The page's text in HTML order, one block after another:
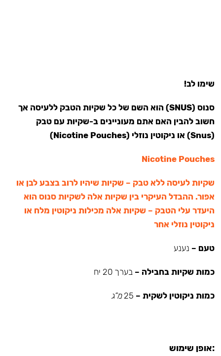
שימו לב!
סנוס (SNUS) הוא השם של כל שקיות הטבק ללעיסה אך
חשוב להבין האם אתם מעוניינים ב-שקיות עם טבק
(Snus) או ניקוטין נוזלי (Nicotine Pouches)
Nicotine Pouches
שקיות לעיסה ללא טבק – שקיות שיהיו לרוב בצבע לבן או
אפור. ההבדל העיקרי בין שקיות אלה לשקיות סנוס הוא
היעדר עלי הטבק – שקיות אלה מכילות ניקוטין מלח או
ניקוטין נוזלי אחר
טעם – נענע
כמות שקיות בחבילה – בערך 20 יח
כמות ניקוטין לשקית – מ”ג
:אופן שימוש